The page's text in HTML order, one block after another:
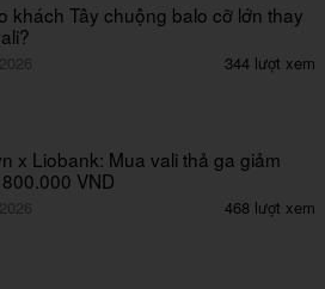
khách Tây chuộng balo cỡ lớn thay
344 lượt xem
x Liobank: Mua vali thả ga giảm
VND
468 lượt xem